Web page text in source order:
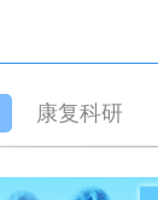
康复科研